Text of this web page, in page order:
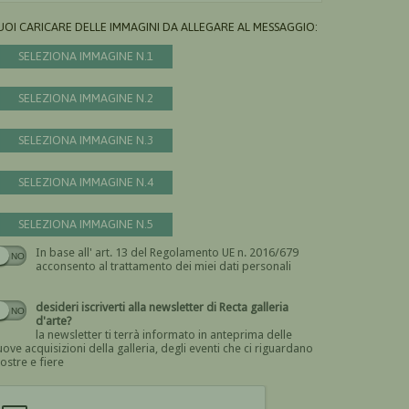
CARICARE DELLE IMMAGINI DA ALLEGARE AL MESSAGGIO:
SELEZIONA IMMAGINE N.1
SELEZIONA IMMAGINE N.2
SELEZIONA IMMAGINE N.3
SELEZIONA IMMAGINE N.4
SELEZIONA IMMAGINE N.5
In base all' art. 13 del Regolamento UE n. 2016/679
acconsento al trattamento dei miei dati personali
Devi dare il consenso
desideri iscriverti alla newsletter di Recta galleria
d'arte?
la newsletter ti terrà informato in anteprima delle
acquisizioni della galleria, degli eventi che ci riguardano
e fiere